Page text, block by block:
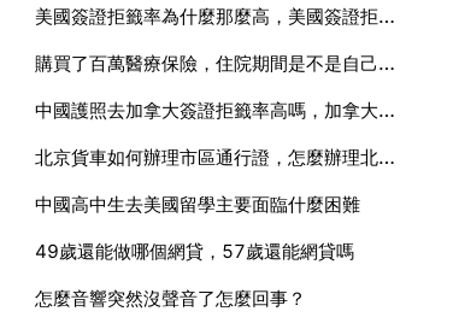
美國簽證拒籤率為什麼那麼高，美國簽證拒籤率為什麼那麼高五類人較易
購買了百萬醫療保險，住院期間是不是自己先墊付出院才可以報銷
中國護照去加拿大簽證拒籤率高嗎，加拿大簽證拒籤率高嗎？
北京貨車如何辦理市區通行證，怎麼辦理北京市內貨車通行證
中國高中生去美國留學主要面臨什麼困難
49歲還能做哪個網貸，57歲還能網貸嗎
怎麼音響突然沒聲音了怎麼回事？